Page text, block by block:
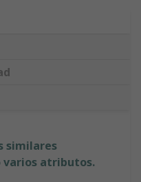
similares
varios atributos.